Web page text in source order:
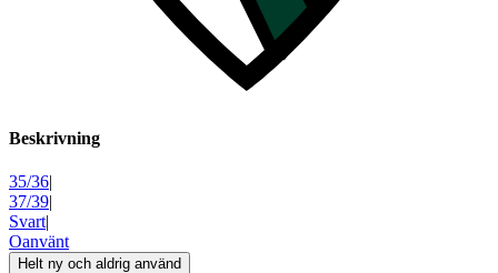
Beskrivning
35/36|
37/39|
Svart|
Oanvänt
Helt ny och aldrig använd